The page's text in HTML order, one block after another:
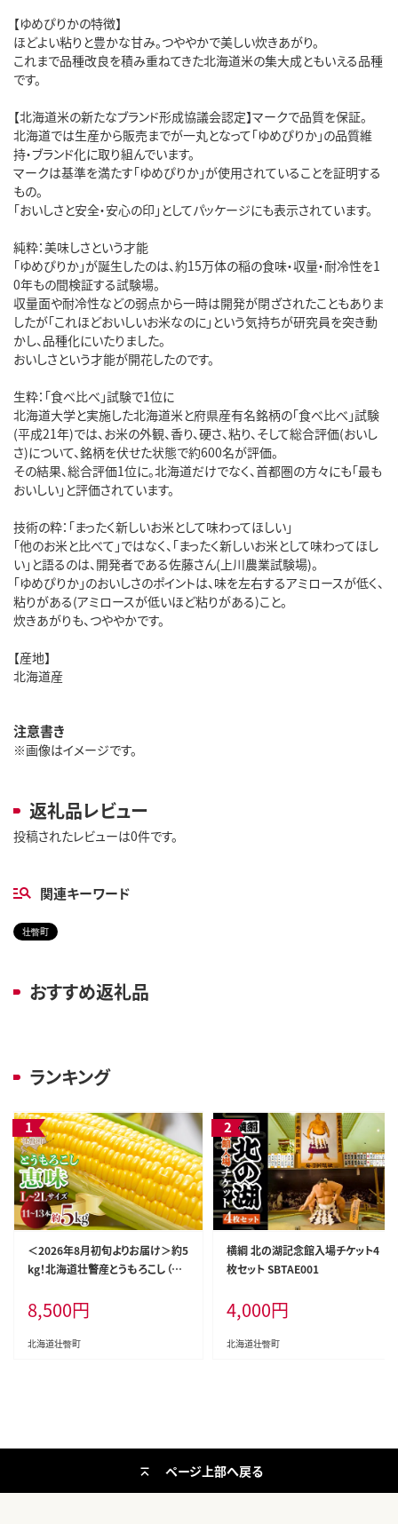
【ゆめぴりかの特徴】
ほどよい粘りと豊かな甘み。つややかで美しい炊きあがり。
これまで品種改良を積み重ねてきた北海道米の集大成ともいえる品種
です。
【北海道米の新たなブランド形成協議会認定】マークで品質を保証。
北海道では生産から販売までが一丸となって「ゆめぴりか」の品質維
持・ブランド化に取り組んでいます。
マークは基準を満たす「ゆめぴりか」が使用されていることを証明する
もの。
「おいしさと安全・安心の印」としてパッケージにも表示されています。
純粋：美味しさという才能
「ゆめぴりか」が誕生したのは、約15万体の稲の食味・収量・耐冷性を1
0年もの間検証する試験場。
収量面や耐冷性などの弱点から一時は開発が閉ざされたこともありま
したが「これほどおいしいお米なのに」という気持ちが研究員を突き動
かし、品種化にいたりました。
おいしさという才能が開花したのです。
生粋：「食べ比べ」試験で1位に
北海道大学と実施した北海道米と府県産有名銘柄の「食べ比べ」試験
(平成21年)では、お米の外観、香り、硬さ、粘り、そして総合評価(おいし
さ)について、銘柄を伏せた状態で約600名が評価。
その結果、総合評価1位に。北海道だけでなく、首都圏の方々にも「最も
おいしい」と評価されています。
技術の粋：「まったく新しいお米として味わってほしい」
「他のお米と比べて」ではなく、「まったく新しいお米として味わってほし
い」と語るのは、開発者である佐藤さん(上川農業試験場)。
「ゆめぴりか」のおいしさのポイントは、味を左右するアミロースが低く、
粘りがある(アミロースが低いほど粘りがある)こと。
炊きあがりも、つややかです。
【産地】
北海道産
注意書き
※画像はイメージです。
返礼品レビュー
投稿されたレビューは0件です。
関連キーワード
壮瞥町
おすすめ返礼品
ランキング
＜2026年8月初旬よりお届け＞約5
kg！北海道壮瞥産とうもろこし（恵
P002
8,500円
北海道壮瞥町
横綱 北の湖記念館入場チケット4
枚セット SBTAE001
4,000円
北海道壮瞥町
ページ上部へ戻る